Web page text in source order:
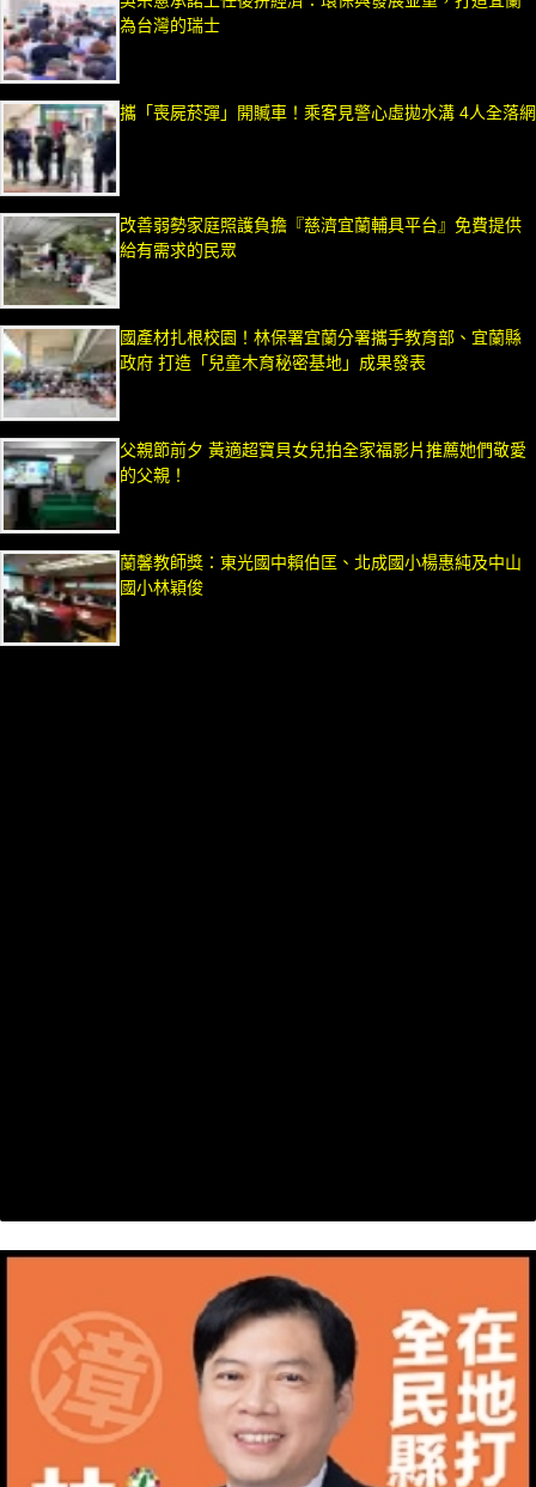
為台灣的瑞士
攜「喪屍菸彈」開贓車！乘客見警心虛拋水溝 4人全落網
改善弱勢家庭照護負擔『慈濟宜蘭輔具平台』免費提供
給有需求的民眾
國產材扎根校園！林保署宜蘭分署攜手教育部、宜蘭縣
政府 打造「兒童木育秘密基地」成果發表
父親節前夕 黃適超寶貝女兒拍全家福影片推薦她們敬愛
的父親！
蘭馨教師獎：東光國中賴伯匡、北成國小楊惠純及中山
國小林穎俊